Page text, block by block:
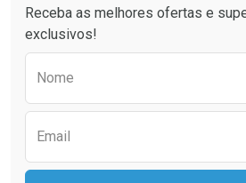
Receba as melhores ofertas e
exclusivos!
Nome
Email